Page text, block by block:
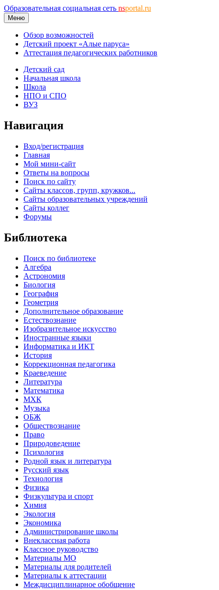
Образовательная социальная сеть nsportal.ru
Меню
Обзор возможностей
Детский проект «Алые паруса»
Аттестация педагогических работников
Детский сад
Начальная школа
Школа
НПО и СПО
ВУЗ
Навигация
Вход/регистрация
Главная
Мой мини-сайт
Ответы на вопросы
Поиск по сайту
Сайты классов, групп, кружков...
Сайты образовательных учреждений
Сайты коллег
Форумы
Библиотека
Поиск по библиотеке
Алгебра
Астрономия
Биология
География
Геометрия
Дополнительное образование
Естествознание
Изобразительное искусство
Иностранные языки
Информатика и ИКТ
История
Коррекционная педагогика
Краеведение
Литература
Математика
МХК
Музыка
ОБЖ
Обществознание
Право
Природоведение
Психология
Родной язык и литература
Русский язык
Технология
Физика
Физкультура и спорт
Химия
Экология
Экономика
Администрирование школы
Внеклассная работа
Классное руководство
Материалы МО
Материалы для родителей
Материалы к аттестации
Междисциплинарное обобщение